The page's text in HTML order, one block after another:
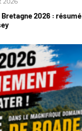
Bretagne 2026 :